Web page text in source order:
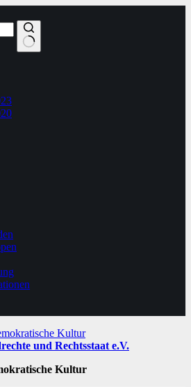
und Rechtsstaat e.V.
Kultur